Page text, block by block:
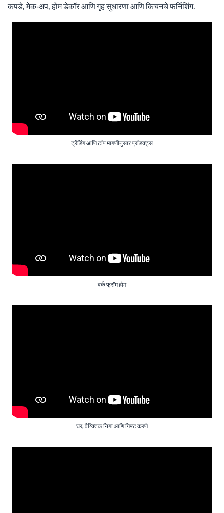
कपडे, मेक-अप, होम डेकॉर आणि गृह सुधारणा आणि किचनचे फर्निशिंग.
ट्रेंडिंग आणि टॉप मागणीनुसार प्रॉडक्ट्स
वर्क फ्रॉम होम
घर, वैय्क्तिक निगा आणि गिफ्ट करणे